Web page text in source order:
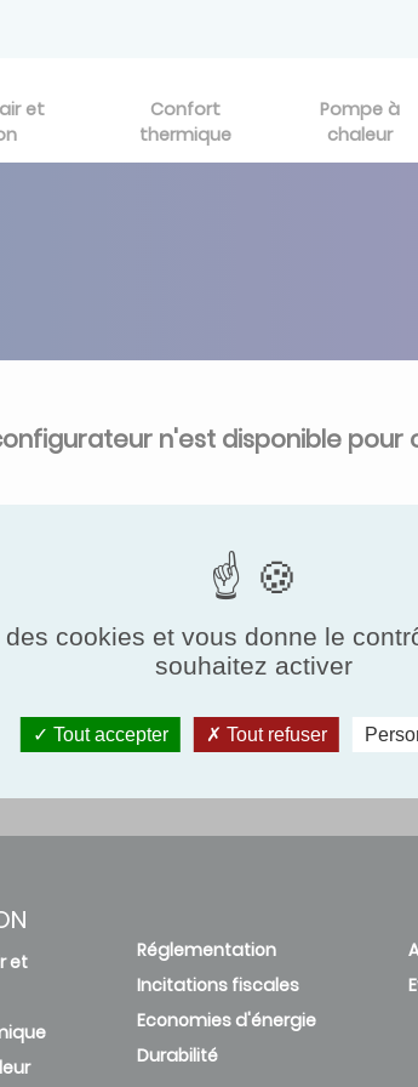
et
Confort
thermique
Pompe à
chaleur
n'est disponible pour
et
Réglementation
Incitations fiscales
Economies d'énergie
Durabilité
cookies et vous donne le
souhaitez activer
Tout accepter Tout refuser